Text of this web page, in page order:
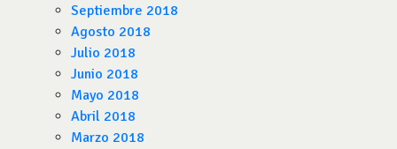
Septiembre 2018
Agosto 2018
Julio 2018
Junio 2018
Mayo 2018
Abril 2018
Marzo 2018